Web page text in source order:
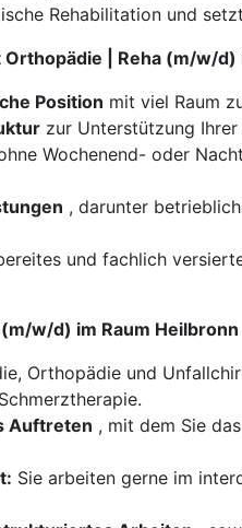
Rehabilitation und
| Reha (m/w/d)
Position mit viel Raum
zur Unterstützung
Wochenend- oder
, darunter
und fachlich
w/d) im Raum Heilbronn
Orthopädie und
Auftreten , mit dem Sie
Sie arbeiten gerne im